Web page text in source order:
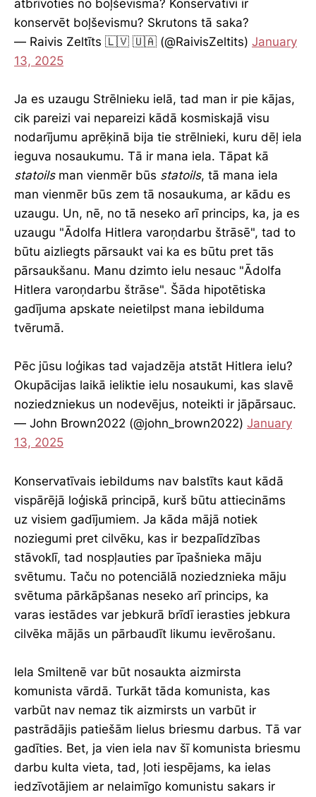
atbrīvoties no boļševisma? Konservatīvi ir
konservēt boļševismu? Skrutons tā saka?
— Raivis Zeltīts 🇱🇻 🇺🇦 (@RaivisZeltits) January
13, 2025
Ja es uzaugu Strēlnieku ielā, tad man ir pie kājas,
cik pareizi vai nepareizi kādā kosmiskajā visu
nodarījumu aprēķinā bija tie strēlnieki, kuru dēļ iela
ieguva nosaukumu. Tā ir mana iela. Tāpat kā
statoilsman vienmēr būs statoils, tā mana iela
man vienmēr būs zem tā nosaukuma, ar kādu es
uzaugu. Un, nē, no tā neseko arī princips, ka, ja es
uzaugu "Ādolfa Hitlera varoņdarbu štrāsē", tad to
būtu aizliegts pārsaukt vai ka es būtu pret tās
pārsaukšanu. Manu dzimto ielu nesauc "Ādolfa
Hitlera varoņdarbu štrāse". Šāda hipotētiska
gadījuma apskate neietilpst mana iebilduma
tvērumā.
Pēc jūsu loģikas tad vajadzēja atstāt Hitlera ielu?
Okupācijas laikā ieliktie ielu nosaukumi, kas slavē
noziedzniekus un nodevējus, noteikti ir jāpārsauc.
— John Brown2022 (@john_brown2022) January
13, 2025
Konservatīvais iebildums nav balstīts kaut kādā
vispārējā loģiskā principā, kurš būtu attiecināms
uz visiem gadījumiem. Ja kāda mājā notiek
noziegumi pret cilvēku, kas ir bezpalīdzības
stāvoklī, tad nospļauties par īpašnieka māju
svētumu. Taču no potenciālā noziedznieka māju
svētuma pārkāpšanas neseko arī princips, ka
varas iestādes var jebkurā brīdī ierasties jebkura
cilvēka mājās un pārbaudīt likumu ievērošanu.
Iela Smiltenē var būt nosaukta aizmirsta
komunista vārdā. Turkāt tāda komunista, kas
varbūt nav nemaz tik aizmirsts un varbūt ir
pastrādājis patiešām lielus briesmu darbus. Tā var
gadīties. Bet, ja vien iela nav šī komunista briesmu
darbu kulta vieta, tad, ļoti iespējams, ka ielas
iedzīvotājiem ar nelaimīgo komunistu sakars ir